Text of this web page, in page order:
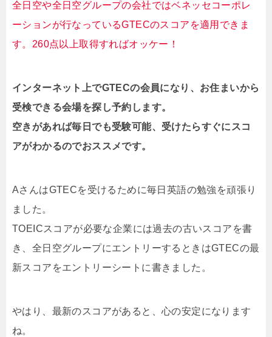
全日空や全日空グループの会社ではベネッセコーポレ
ーションが行なっているGTECのスコアを適用できま
す。260点以上取得すればオッケー！
インターネット上でGTECの会員になり、お住まいから
受検できる会場を探し予約します。
空きがあれば毎日でも受験可能、受けたらすぐにスコ
アがわかるのでおススメです。
AさんはGTECを受けるために毎日英語の勉強を頑張り
ました。
TOEICスコアが必要な企業には過去の古いスコアを書
き、全日空グループにエントリーするときはGTECの最
新スコアをエントリーシートに書きました。
やはり、最新のスコアがあると、心の安定になります
ね。